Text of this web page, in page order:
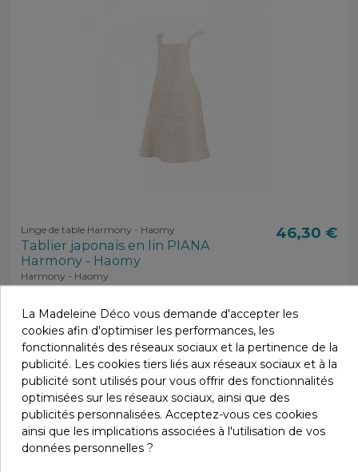
Linge de table Harmony - Haomy
Tablier japonais en lin PIANA
Harmony - Haomy
Harmony - Haomy
46,30 €
La Madeleine Déco vous demande d'accepter les
cookies afin d'optimiser les performances, les
fonctionnalités des réseaux sociaux et la pertinence de la
publicité. Les cookies tiers liés aux réseaux sociaux et à la
publicité sont utilisés pour vous offrir des fonctionnalités
optimisées sur les réseaux sociaux, ainsi que des
publicités personnalisées. Acceptez-vous ces cookies
ainsi que les implications associées à l'utilisation de vos
données personnelles ?